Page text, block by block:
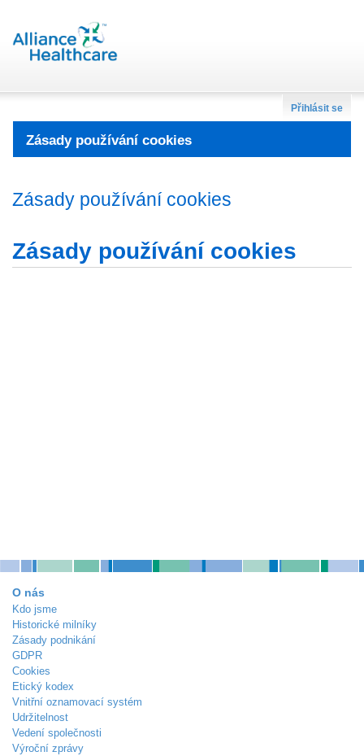
Přihlásit se
Zásady používání cookies
Zásady používání cookies
Zásady používání cookies
O nás
Kdo jsme
Historické milníky
Zásady podnikání
GDPR
Cookies
Etický kodex
Vnitřní oznamovací systém
Udržitelnost
Vedení společnosti
Výroční zprávy